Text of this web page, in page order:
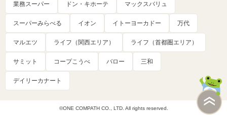
業務スーパー ドン・キホーテ マックスバリュ
スーパーみらべる イオン イトーヨーカドー 万代
マルエツ ライフ（関西エリア） ライフ（首都圏エリア）
サミット コープこうべ バロー 三和
デイリーカナート
©ONE COMPATH CO., LTD. All rights reserved.